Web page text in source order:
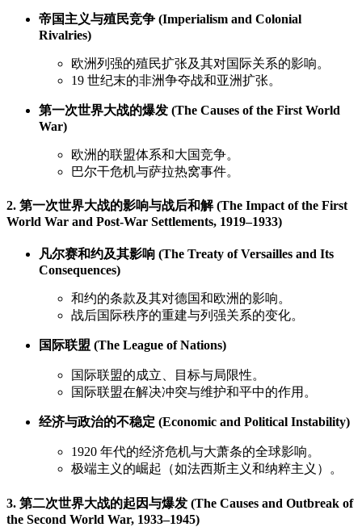
帝国主义与殖民竞争 (Imperialism and Colonial
Rivalries)
欧洲列强的殖民扩张及其对国际关系的影响。
19 世纪末的非洲争夺战和亚洲扩张。
第一次世界大战的爆发 (The Causes of the First World
War)
欧洲的联盟体系和大国竞争。
巴尔干危机与萨拉热窝事件。
2. 第一次世界大战的影响与战后和解 (The Impact of the First
World War and Post-War Settlements, 1919–1933)
凡尔赛和约及其影响 (The Treaty of Versailles and Its
Consequences)
和约的条款及其对德国和欧洲的影响。
战后国际秩序的重建与列强关系的变化。
国际联盟 (The League of Nations)
国际联盟的成立、目标与局限性。
国际联盟在解决冲突与维护和平中的作用。
经济与政治的不稳定 (Economic and Political Instability)
1920 年代的经济危机与大萧条的全球影响。
极端主义的崛起（如法西斯主义和纳粹主义）。
3. 第二次世界大战的起因与爆发 (The Causes and Outbreak of
the Second World War, 1933–1945)